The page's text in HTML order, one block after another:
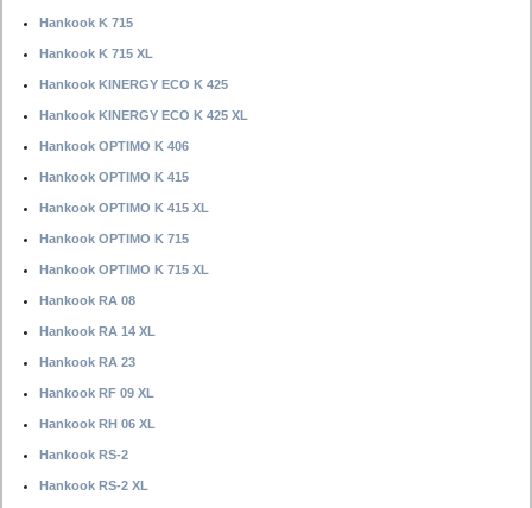
Hankook K 715
Hankook K 715 XL
Hankook KINERGY ECO K 425
Hankook KINERGY ECO K 425 XL
Hankook OPTIMO K 406
Hankook OPTIMO K 415
Hankook OPTIMO K 415 XL
Hankook OPTIMO K 715
Hankook OPTIMO K 715 XL
Hankook RA 08
Hankook RA 14 XL
Hankook RA 23
Hankook RF 09 XL
Hankook RH 06 XL
Hankook RS-2
Hankook RS-2 XL